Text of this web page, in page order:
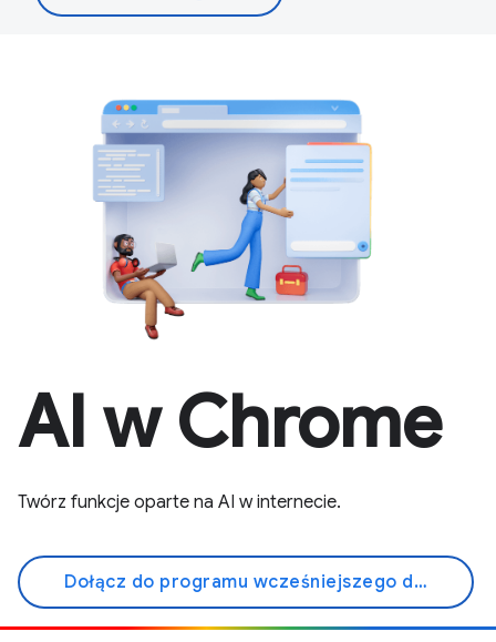
AI w Chrome
Twórz funkcje oparte na AI w internecie.
Dołącz do programu wcześniejszego dostępu